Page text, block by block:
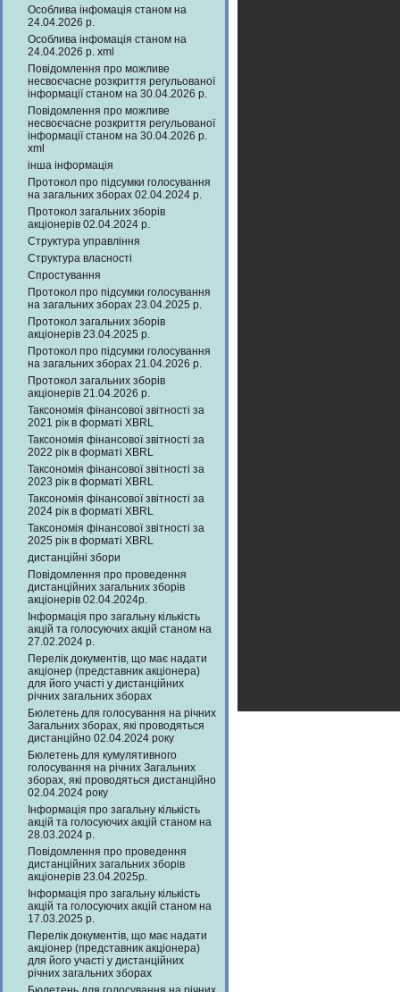
Особлива інфомація станом на
24.04.2026 р.
Особлива інфомація станом на
24.04.2026 р. xml
Повідомлення про можливе
несвоєчасне розкриття регульованої
інформації станом на 30.04.2026 р.
Повідомлення про можливе
несвоєчасне розкриття регульованої
інформації станом на 30.04.2026 р.
xml
інша інформація
Протокол про підсумки голосування
на загальних зборах 02.04.2024 р.
Протокол загальних зборів
акціонерів 02.04.2024 р.
Структура управління
Структура власності
Спростування
Протокол про підсумки голосування
на загальних зборах 23.04.2025 р.
Протокол загальних зборів
акціонерів 23.04.2025 р.
Протокол про підсумки голосування
на загальних зборах 21.04.2026 р.
Протокол загальних зборів
акціонерів 21.04.2026 р.
Таксономія фінансової звітності за
2021 рік в форматі XBRL
Таксономія фінансової звітності за
2022 рік в форматі XBRL
Таксономія фінансової звітності за
2023 рік в форматі XBRL
Таксономія фінансової звітності за
2024 рік в форматі XBRL
Таксономія фінансової звітності за
2025 рік в форматі XBRL
дистанційні збори
Повідомлення про проведення
дистанційних загальних зборів
акціонерів 02.04.2024р.
Інформація про загальну кількість
акцій та голосуючих акцій станом на
27.02.2024 р.
Перелік документів, що має надати
акціонер (представник акціонера)
для його участі у дистанційних
річних загальних зборах
Бюлетень для голосування на річних
Загальних зборах, які проводяться
дистанційно 02.04.2024 року
Бюлетень для кумулятивного
голосування на річних Загальних
зборах, які проводяться дистанційно
02.04.2024 року
Інформація про загальну кількість
акцій та голосуючих акцій станом на
28.03.2024 р.
Повідомлення про проведення
дистанційних загальних зборів
акціонерів 23.04.2025р.
Інформація про загальну кількість
акцій та голосуючих акцій станом на
17.03.2025 р.
Перелік документів, що має надати
акціонер (представник акціонера)
для його участі у дистанційних
річних загальних зборах